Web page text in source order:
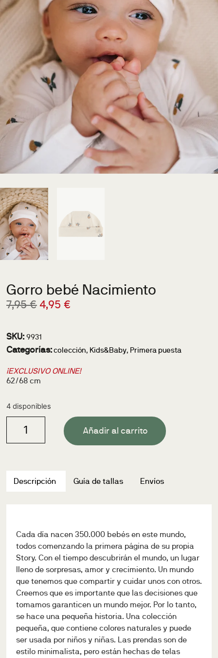
Gorro bebé Nacimiento
7,95€ 4,95 €
SKU: 9931
Categorías:colección, Kids&Baby, Primera puesta
¡EXCLUSIVO ONLINE!
62/68 cm
4 disponibles
Añadir al carrito
Descripción Guía de tallas Envíos
Cada día nacen 350.000 bebés en este mundo,
todos comenzando la primera página de su propia
Story. Con el tiempo descubrirán el mundo, un lugar
lleno de sorpresas, amor y crecimiento. Un mundo
que tenemos que compartir y cuidar unos con otros.
Creemos que es importante que las decisiones que
tomamos garanticen un mundo mejor. Por lo tanto,
se hace una pequeña historia. Una colección
pequeña, que contiene colores naturales y puede
ser usada por niños y niñas. Las prendas son de
estilo minimalista, pero están hechas de telas